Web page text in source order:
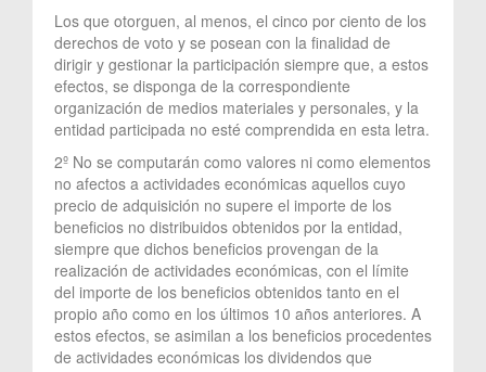
Los que otorguen, al menos, el cinco por ciento de los
derechos de voto y se posean con la finalidad de
dirigir y gestionar la participación siempre que, a estos
efectos, se disponga de la correspondiente
organización de medios materiales y personales, y la
entidad participada no esté comprendida en esta letra.
2º No se computarán como valores ni como elementos
no afectos a actividades económicas aquellos cuyo
precio de adquisición no supere el importe de los
beneficios no distribuidos obtenidos por la entidad,
siempre que dichos beneficios provengan de la
realización de actividades económicas, con el límite
del importe de los beneficios obtenidos tanto en el
propio año como en los últimos 10 años anteriores. A
estos efectos, se asimilan a los beneficios procedentes
de actividades económicas los dividendos que